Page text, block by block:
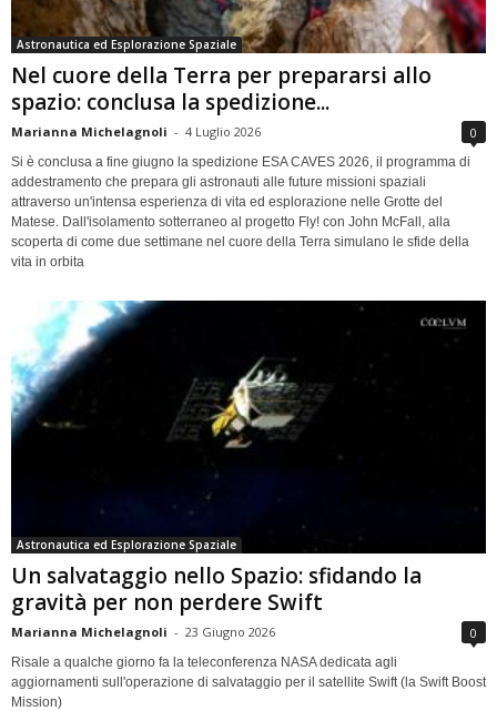
Astronautica ed Esplorazione Spaziale
Nel cuore della Terra per prepararsi allo
spazio: conclusa la spedizione...
Marianna Michelagnoli - 4 Luglio 2026 0
Si è conclusa a fine giugno la spedizione ESA CAVES 2026, il programma di
addestramento che prepara gli astronauti alle future missioni spaziali
attraverso un'intensa esperienza di vita ed esplorazione nelle Grotte del
Matese. Dall'isolamento sotterraneo al progetto Fly! con John McFall, alla
scoperta di come due settimane nel cuore della Terra simulano le sfide della
vita in orbita
Astronautica ed Esplorazione Spaziale
Un salvataggio nello Spazio: sfidando la
gravità per non perdere Swift
Marianna Michelagnoli - 23 Giugno 2026 0
Risale a qualche giorno fa la teleconferenza NASA dedicata agli
aggiornamenti sull'operazione di salvataggio per il satellite Swift (la Swift Boost
Mission)